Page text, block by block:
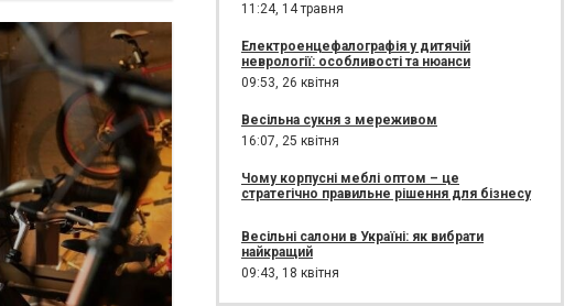
11:24, 14 травня
Електроенцефалографія у дитячій
неврології: особливості та нюанси
09:53, 26 квітня
Весільна сукня з мереживом
16:07, 25 квітня
Чому корпусні меблі оптом – це
стратегічно правильне рішення для бізнесу
Весільні салони в Україні: як вибрати
найкращий
09:43, 18 квітня